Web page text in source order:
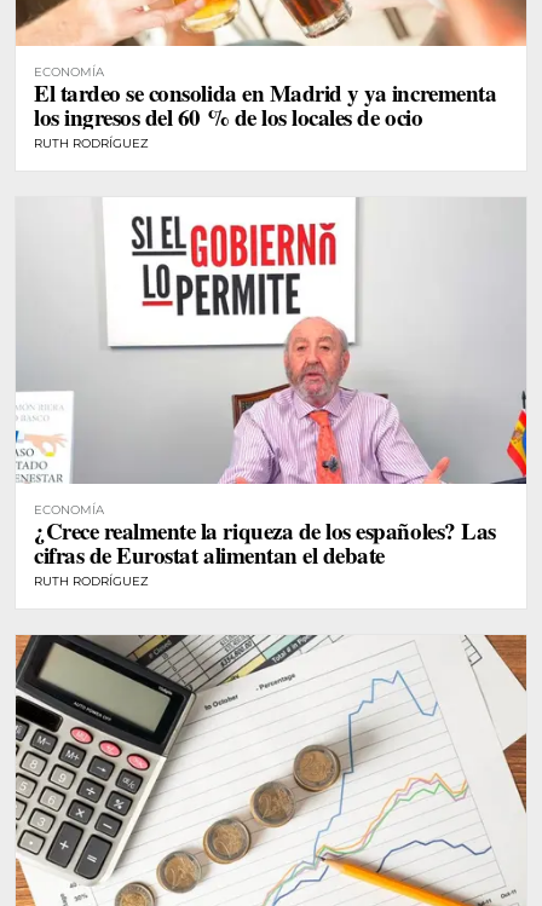
ECONOMÍA
El tardeo se consolida en Madrid y ya incrementa
los ingresos del 60 % de los locales de ocio
RUTH RODRÍGUEZ
ECONOMÍA
¿Crece realmente la riqueza de los españoles? Las
cifras de Eurostat alimentan el debate
RUTH RODRÍGUEZ